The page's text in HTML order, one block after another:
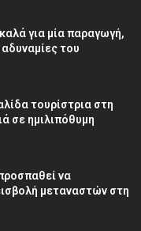
για μία παραγωγή,
του
τουρίστρια στη
σε ημιλιπόθυμη
να
μεταναστών στη